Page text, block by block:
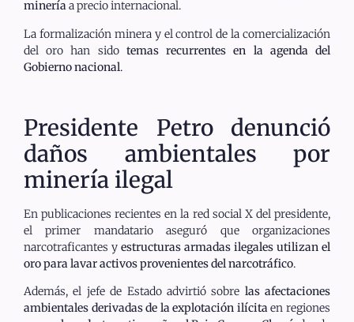
mineríaa precio internacional.
La formalización minera y el control de la comercialización
del oro han sido temas recurrentes en la agenda del
Gobierno nacional.
Presidente Petro denunció
daños ambientales por
minería ilegal
En publicaciones recientes en la red social X del presidente,
el primer mandatario aseguró que organizaciones
narcotraficantes y estructuras armadas ilegales utilizan el
oro para lavar activos provenientes del narcotráfico.
Además, el jefe de Estado advirtió sobre las afectaciones
ambientales derivadas de la explotación ilícitaen regiones